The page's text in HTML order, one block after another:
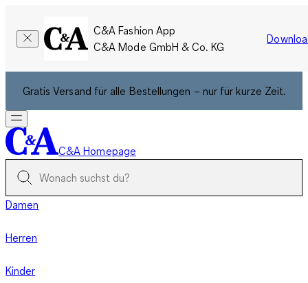
C&A Fashion App
C&A Mode GmbH & Co. KG
Gratis Versand für alle Bestellungen – nur für kurze Zeit.
C&A Homepage
Damen
Herren
Kinder